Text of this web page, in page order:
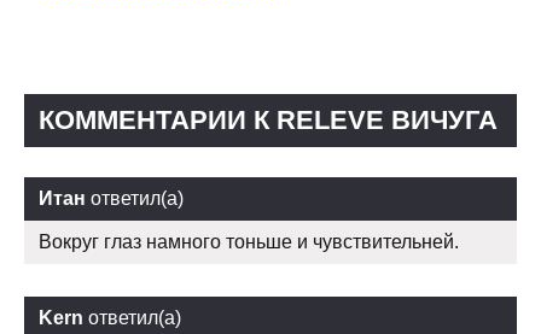
КОММЕНТАРИИ К RELEVE ВИЧУГА
Итан ответил(а)
Вокруг глаз намного тоньше и чувствительней.
Kern ответил(а)